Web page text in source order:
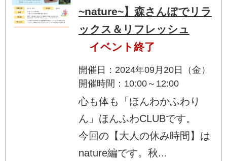
~nature~】森さんぽでリラ
ックス＆リフレッシュ
イベント終了
開催日：2024年09月20日（金）
開催時間：10:00～12:00
心も体も「ほんわかふわり
ん」ほんふわCLUBです。
今回の【大人の休み時間】は
nature編です。秋...